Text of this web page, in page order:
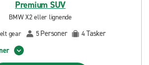
Premium SUV
BMW X2 eller lignende
gear
5Personer 4Tasker